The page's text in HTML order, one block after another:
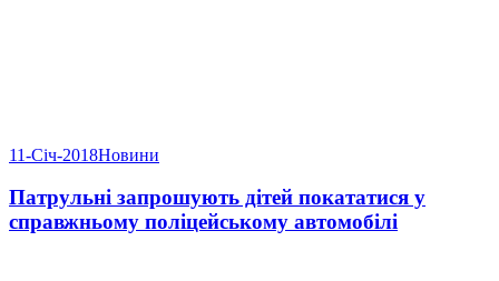
11-Січ-2018Новини
Патрульні запрошують дітей покататися у
справжньому поліцейському автомобілі